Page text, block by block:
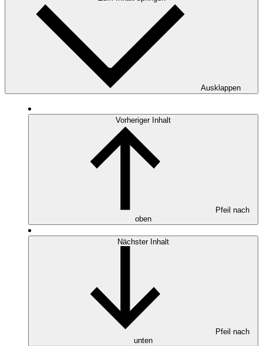
Ausklappen
Vorheriger Inhalt
Pfeil nach
oben
Nächster Inhalt
Pfeil nach
unten